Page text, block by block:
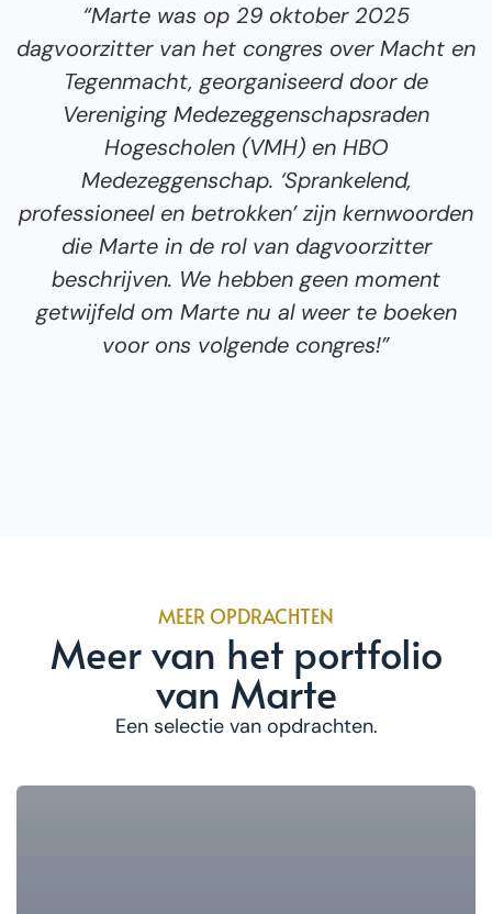
“Marte was op 29 oktober 2025
dagvoorzitter van het congres over Macht en
Tegenmacht, georganiseerd door de
Vereniging Medezeggenschapsraden
Hogescholen (VMH) en HBO
Medezeggenschap. ‘Sprankelend,
professioneel en betrokken’ zijn kernwoorden
die Marte in de rol van dagvoorzitter
beschrijven. We hebben geen moment
getwijfeld om Marte nu al weer te boeken
voor ons volgende congres!”
MEER OPDRACHTEN
Meer van het portfolio
van Marte
Een selectie van opdrachten.